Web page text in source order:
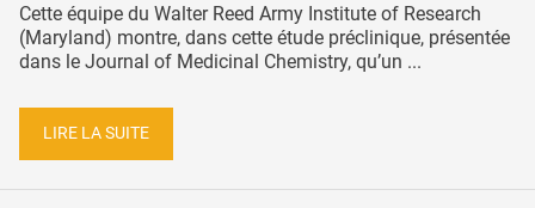
Cette équipe du Walter Reed Army Institute of Research
(Maryland) montre, dans cette étude préclinique, présentée
dans le Journal of Medicinal Chemistry, qu’un ...
LIRE LA SUITE